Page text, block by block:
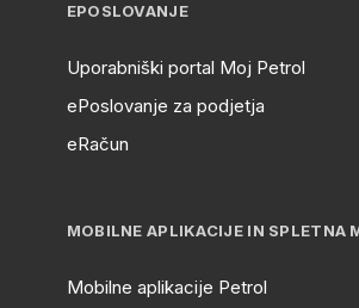
EPOSLOVANJE
Uporabniški portal Moj Petrol
ePoslovanje za podjetja
eRačun
MOBILNE APLIKACIJE IN SPLETNA
Mobilne aplikacije Petrol